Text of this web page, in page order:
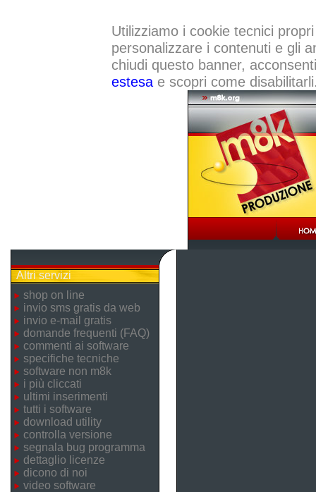
Utilizziamo i cookie tecnici
personalizzare i contenuti e gli
chiudi questo banner,
estesae scopri come
Altri servizi
shop on line
invio sms gratis da web
invio e-mail gratis
domande frequenti (FAQ)
commenti ai software
specifiche tecniche
software non m8k
i più cliccati
ultimi inserimenti
tutti i software
download utility
controlla versione
segnala bug programma
dettaglio licenze
dicono di noi
video software